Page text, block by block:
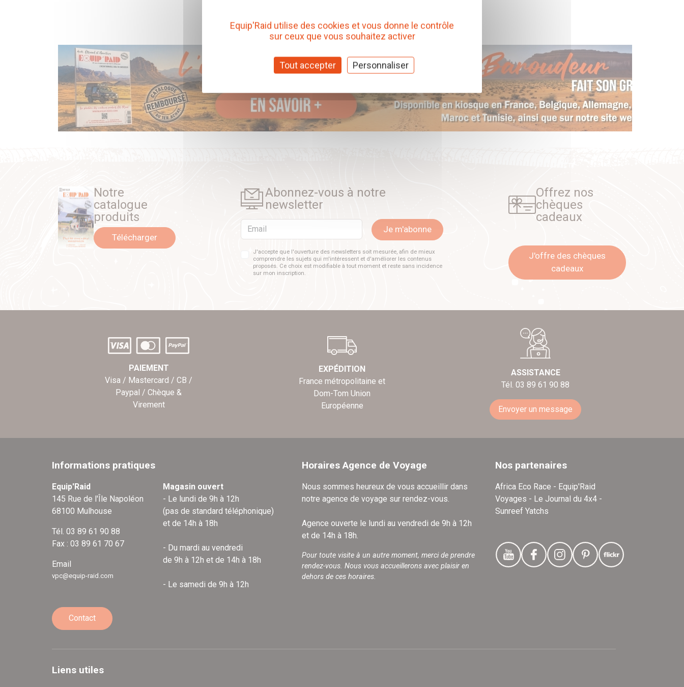
Notre
catalogue
produits
Télécharger
Abonnez-vous à notre
newsletter
Email Je m'abonne
J'accepte que l'ouverture des newsletters soit mesurée, afin de mieux
comprendre les sujets qui m'intéressent et d'améliorer les contenus
proposés. Ce choix est modifiable à tout moment et reste sans incidence
sur mon inscription.
Offrez nos
chèques
cadeaux
J'offre des chèques
cadeaux
PAIEMENT
Visa / Mastercard / CB /
Paypal / Chèque &
Virement
EXPÉDITION
France métropolitaine et
Dom-Tom Union
Européenne
ASSISTANCE
Tél. 03 89 61 90 88
Envoyer un message
Informations pratiques
Equip'Raid
145 Rue de l'Île Napoléon
68100 Mulhouse
Tél. 03 89 61 90 88
Fax : 03 89 61 70 67
Email
vpc@equip-raid.com
Magasin ouvert
- Le lundi de 9h à 12h
(pas de standard téléphonique)
et de 14h à 18h
- Du mardi au vendredi
de 9h à 12h et de 14h à 18h
- Le samedi de 9h à 12h
Contact
Horaires Agence de Voyage
Nous sommes heureux de vous accueillir dans
notre agence de voyage sur rendez-vous.
Agence ouverte le lundi au vendredi de 9h à 12h
et de 14h à 18h.
Pour toute visite à un autre moment, merci de prendre
rendez-vous. Nous vous accueillerons avec plaisir en
dehors de ces horaires.
Nos partenaires
Africa Eco Race - Equip'Raid
Voyages - Le Journal du 4x4 -
Sunreef Yatchs
Liens utiles
Equip'Raid utilise des cookies et vous donne le contrôle
sur ceux que vous souhaitez activer
Tout accepter Personnaliser